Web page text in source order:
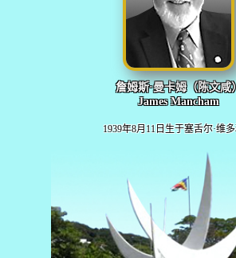
詹姆斯·曼卡姆（陈文咸）
James Mancham
1939年8月11日生于塞舌尔·维